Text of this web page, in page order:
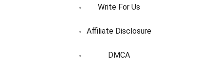
Write For Us
Affiliate Disclosure
DMCA